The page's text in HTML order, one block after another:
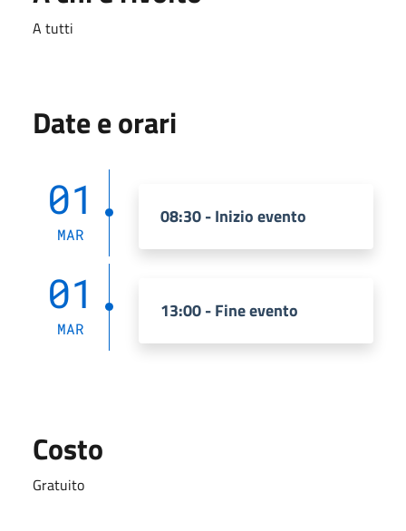
A tutti
Date e orari
01
MAR
08:30 - Inizio evento
01
MAR
13:00 - Fine evento
Costo
Gratuito